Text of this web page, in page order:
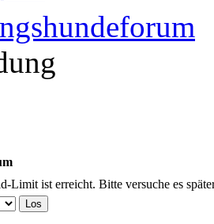
Limit ist erreicht. Bitte versuche es